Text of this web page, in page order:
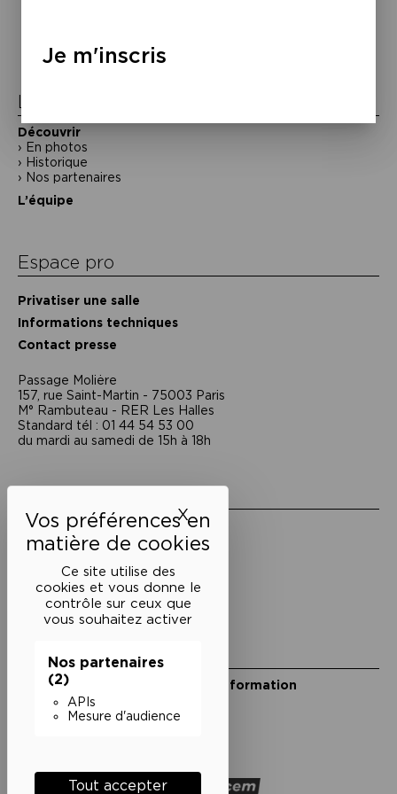
Ce site utilise des
cookies et vous donne le
contrôle sur ceux que
vous souhaitez activer
Nos partenaires
(2)
APIs
Mesure d'audience
Tout accepter
XMasquer le bandeau des
l’article
La Maison de la Poésie
Découvrir
En photos
Historique
Nos partenaires
L’équipe
Espace pro
Privatiser une salle
Informations techniques
Contact presse
Passage Moliėre
157, rue Saint-Martin - 75003 Paris
M° Rambuteau - RER Les Halles
Standard tél : 01 44 54 53 00
du mardi au samedi de 15h à 18h
Mentions légales
Politique de confidentialité
Conditions générales de vente
Cookies
Restons en lien
Inscrivez-vous à notre lettre d’information
Suivez-nous sur les réseaux
Je m'inscris